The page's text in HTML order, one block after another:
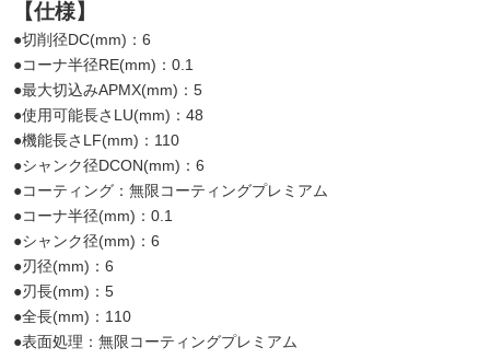
【仕様】
●切削径DC(mm)：6
●コーナ半径RE(mm)：0.1
●最大切込みAPMX(mm)：5
●使用可能長さLU(mm)：48
●機能長さLF(mm)：110
●シャンク径DCON(mm)：6
●コーティング：無限コーティングプレミアム
●コーナ半径(mm)：0.1
●シャンク径(mm)：6
●刃径(mm)：6
●刃長(mm)：5
●全長(mm)：110
●表面処理：無限コーティングプレミアム